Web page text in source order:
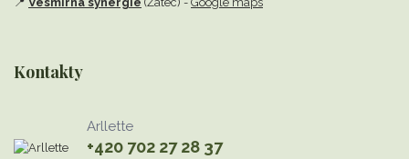
Kontakty
Arllette
+420 702 27 28 37